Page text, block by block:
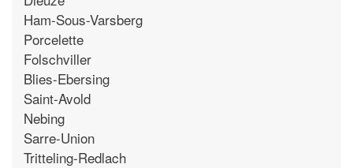
Ham-Sous-Varsberg
Porcelette
Folschviller
Blies-Ebersing
Saint-Avold
Nebing
Sarre-Union
Tritteling-Redlach